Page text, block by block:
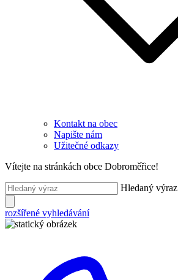
Kontakt na obec
Napište nám
Užitečné odkazy
Vítejte na stránkách obce Dobroměřice!
Hledaný výraz
rozšířené vyhledávání